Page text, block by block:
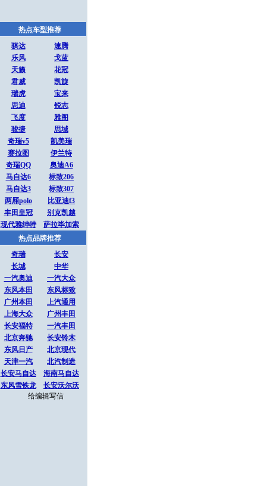
热点车型推荐
骐达
速腾
乐风
戈蓝
天籁
花冠
君威
凯旋
瑞虎
宝来
思迪
锐志
飞度
雅阁
骏捷
思域
奇瑞v5
凯美瑞
赛拉图
伊兰特
奇瑞QQ
奥迪A6
马自达6
标致206
马自达3
标致307
两厢polo
比亚迪f3
丰田皇冠
别克凯越
现代雅绅特
萨拉毕加索
热点品牌推荐
奇瑞
长安
长城
中华
一汽奥迪
一汽大众
东风本田
东风标致
广州本田
上汽通用
上海大众
广州丰田
长安福特
一汽丰田
北京奔驰
长安铃木
东风日产
北京现代
天津一汽
北汽制造
长安马自达
海南马自达
东风雪铁龙
长安沃尔沃
给编辑写信